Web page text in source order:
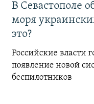
В Севастополе
моря
это?
Российские власти
появление новой
беспилотников